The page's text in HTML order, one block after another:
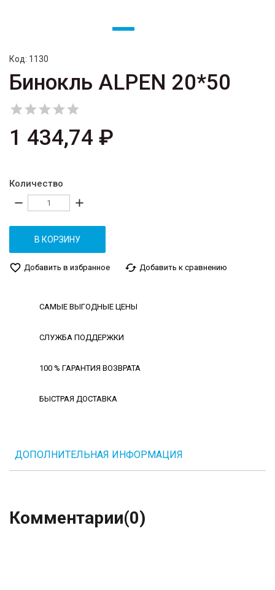
Код: 1130
Бинокль ALPEN 20*50

1 434,74 ₽
Количество
remove add
В КОРЗИНУ
favorite_border Добавить в избранное cached Добавить к сравнению
САМЫЕ ВЫГОДНЫЕ ЦЕНЫ
СЛУЖБА ПОДДЕРЖКИ
100 % ГАРАНТИЯ ВОЗВРАТА
БЫСТРАЯ ДОСТАВКА
ДОПОЛНИТЕЛЬНАЯ ИНФОРМАЦИЯ
Комментарии(0)